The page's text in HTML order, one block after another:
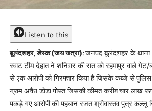
Listen to this
बुलंदशहर, डेस्क (जय यात्रा):जनपद बुलंदशहर के थाना
स्वाट टीम देहात ने शनिवार की रात को रहमापुर वाले गेट/
से एक आरोपी को गिरफ्तार किया है जिसके कब्जे से
ग्राम अवैध डोडा पोस्त जिसकी कीमत करीब चार लाख
पकड़े गए आरोपी की पहचान रजत श्रीवास्तव पुत्र कल्लू